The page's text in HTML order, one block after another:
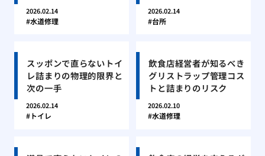
2026.02.14
水道修理
2026.02.14
台所
スッポンで直らないトイ
レ詰まりの物理的限界と
次の一手
2026.02.14
トイレ
飲食店経営者が知るべき
グリストラップ管理コス
トと詰まりのリスク
2026.02.10
水道修理